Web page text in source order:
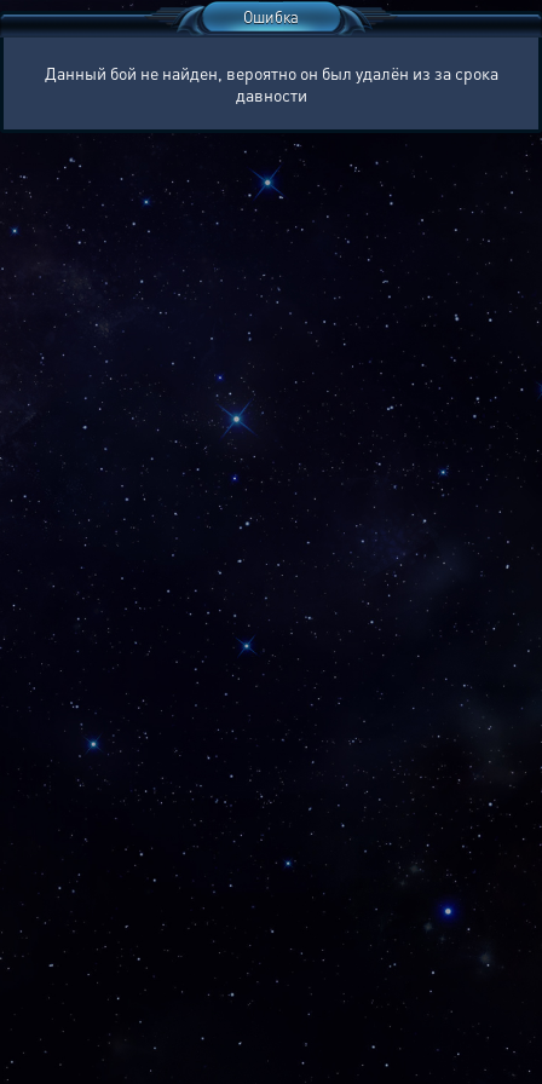
Ошибка
Данный бой не найден, вероятно он был удалён из за срока
давности